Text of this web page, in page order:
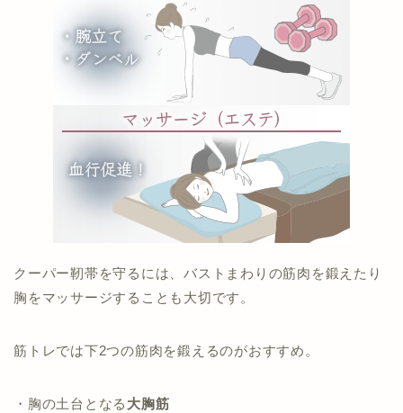
クーパー靭帯を守るには、バストまわりの筋肉を鍛えたり
胸をマッサージすることも大切です。
筋トレでは下2つの筋肉を鍛えるのがおすすめ。
・胸の土台となる 大胸筋